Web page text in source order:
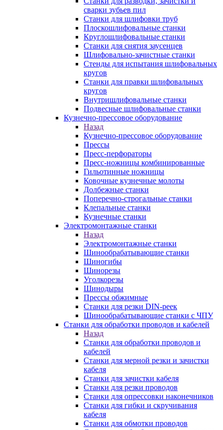
сварки зубьев пил
Станки для шлифовки труб
Плоскошлифовальные станки
Круглошлифовальные станки
Станки для снятия заусенцев
Шлифовально-зачистные станки
Стенды для испытания шлифовальных
кругов
Станки для правки шлифовальных
кругов
Внутришлифовальные станки
Подвесные шлифовальные станки
Кузнечно-прессовое оборудование
Назад
Кузнечно-прессовое оборудование
Прессы
Пресс-перфораторы
Пресс-ножницы комбинированные
Гильотинные ножницы
Ковочные кузнечные молоты
Долбежные станки
Поперечно-строгальные станки
Клепальные станки
Кузнечные станки
Электромонтажные станки
Назад
Электромонтажные станки
Шинообрабатывающие станки
Шиногибы
Шинорезы
Уголкорезы
Шинодыры
Прессы обжимные
Станки для резки DIN-реек
Шинообрабатывающие станки с ЧПУ
Станки для обработки проводов и кабелей
Назад
Станки для обработки проводов и
кабелей
Станки для мерной резки и зачистки
кабеля
Станки для зачистки кабеля
Станки для резки проводов
Станки для опрессовки наконечников
Станки для гибки и скручивания
кабеля
Станки для обмотки проводов